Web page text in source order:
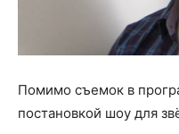
Помимо съемок в
постановкой шоу для